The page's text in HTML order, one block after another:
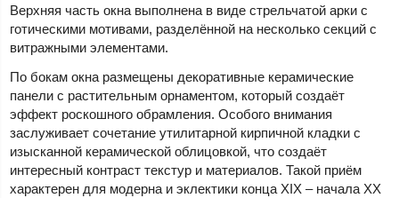
Верхняя часть окна выполнена в виде стрельчатой арки с
готическими мотивами, разделённой на несколько секций с
витражными элементами.
По бокам окна размещены декоративные керамические
панели с растительным орнаментом, который создаёт
эффект роскошного обрамления. Особого внимания
заслуживает сочетание утилитарной кирпичной кладки с
изысканной керамической облицовкой, что создаёт
интересный контраст текстур и материалов. Такой приём
характерен для модерна и эклектики конца XIX – начала XX